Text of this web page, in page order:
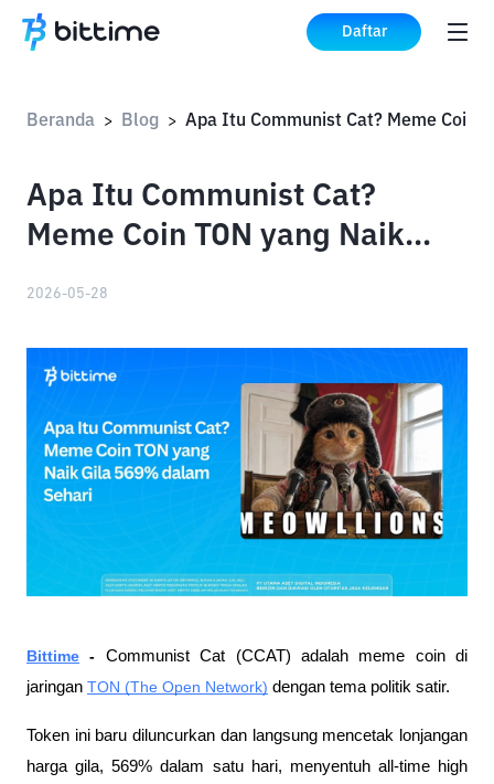
Daftar
Beranda > Blog >
Apa Itu Communist Cat?
Meme Coin TON yang Naik
2026-05-28
Bittime - Communist Cat (CCAT) adalah meme coin di
jaringan TON (The Open Network) dengan tema politik satir.
Token ini baru diluncurkan dan langsung mencetak lonjangan
harga gila, 569% dalam satu hari, menyentuh all-time high